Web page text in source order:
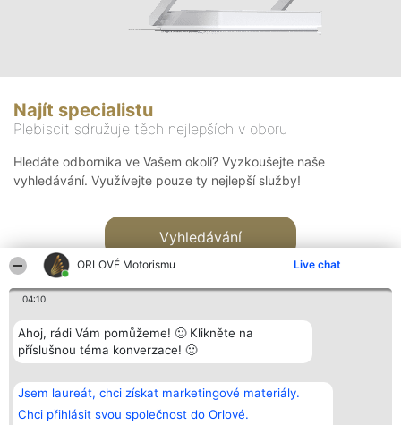
ORLOVÉ Motorismu Live chat
04:10
Ahoj, rádi Vám pomůžeme! 🙂 Klikněte na
příslušnou téma konverzace! 🙂
Jsem laureát, chci získat marketingové materiály.
Chci přihlásit svou společnost do Orlové.
Najít specialistu
Plebiscit sdružuje těch nejlepších v oboru
Hledáte odborníka ve Vašem okolí? Vyzkoušejte naše
vyhledávání. Využívejte pouze ty nejlepší služby!
Vyhledávání
Bright Side Solutions sp. z o.
o. sp. k.
ul. Ruska 22
Wrocław 50-079
Vítězové
Seznam všech
laureátů
Zásady
Kontakt